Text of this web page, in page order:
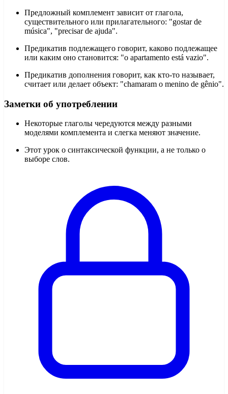
Предложный комплемент зависит от глагола,
существительного или прилагательного: "gostar de
música", "precisar de ajuda".
Предикатив подлежащего говорит, каково подлежащее
или каким оно становится: "o apartamento está vazio".
Предикатив дополнения говорит, как кто-то называет,
считает или делает объект: "chamaram o menino de gênio".
Заметки об употреблении
Некоторые глаголы чередуются между разными
моделями комплемента и слегка меняют значение.
Этот урок о синтаксической функции, а не только о
выборе слов.